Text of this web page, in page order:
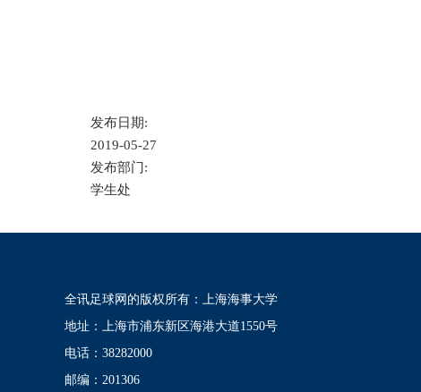
发布日期:
2019-05-27
发布部门:
学生处
全讯足球网的版权所有：上海海事大学
地址：上海市浦东新区海港大道1550号
电话：38282000
邮编：201306